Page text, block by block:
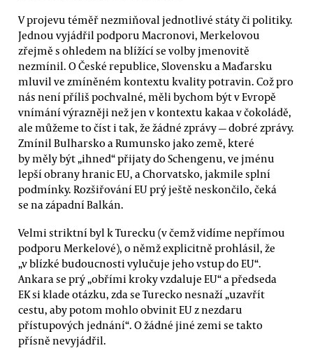
V projevu téměř nezmiňoval jednotlivé státy či politiky.
Jednou vyjádřil podporu Macronovi, Merkelovou
zřejmě s ohledem na blížící se volby jmenovitě
nezmínil. O České republice, Slovensku a Maďarsku
mluvil ve zmíněném kontextu kvality potravin. Což pro
nás není příliš pochvalné, měli bychom být v Evropě
vnímání výrazněji než jen v kontextu kakaa v čokoládě,
ale můžeme to číst i tak, že žádné zprávy — dobré zprávy.
Zmínil Bulharsko a Rumunsko jako země, které
by měly být „ihned“ přijaty do Schengenu, ve jménu
lepší obrany hranic EU, a Chorvatsko, jakmile splní
podmínky. Rozšiřování EU prý ještě neskončilo, čeká
se na západní Balkán.
Velmi striktní byl k Turecku (v čemž vidíme nepřímou
podporu Merkelové), o němž explicitně prohlásil, že
„v blízké budoucnosti vylučuje jeho vstup do EU“.
Ankara se prý „obřími kroky vzdaluje EU“ a předseda
EK si klade otázku, zda se Turecko nesnaží „uzavřít
cestu, aby potom mohlo obvinit EU z nezdaru
přístupových jednání“. O žádné jiné zemi se takto
přísně nevyjádřil.